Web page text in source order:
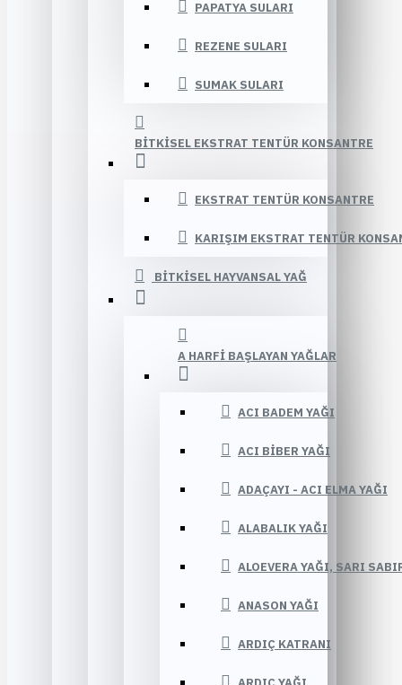
PAPATYA SULARI
REZENE SULARI
SUMAK SULARI
BITKISEL EKSTRAT TENTÜR KONSANTRE
EKSTRAT TENTÜR KONSANTRE
KARIŞIM EKSTRAT TENTÜR
BITKISEL HAYVANSAL YAĞ
A HARFI BAŞLAYAN YAĞLAR
ACI BADEM YAĞI
ACI BIBER YAĞI
ADAÇAYI - ACI ELMA YAĞI
ALABALIK YAĞI
ALOEVERA YAĞI, SARI
ANASON YAĞI
ARDIÇ KATRANI